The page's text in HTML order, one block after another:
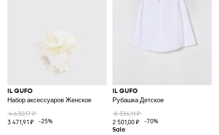
IL GUFO
Набор аксессуаров Женское
4 630,17 ₽
3 471,91 ₽
-25%
IL GUFO
Рубашка Детское
8 334,11 ₽
2 501,00 ₽
-70%